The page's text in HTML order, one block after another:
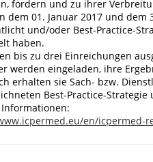
fördern und zu ihrer
dem 01. Januar 2017 und
und/oder Best-Practice-
haben.
bis zu drei Einreichungen
werden eingeladen, ihre
erhalten sie Sach- bzw.
Best-Practice-
en/icpermed-